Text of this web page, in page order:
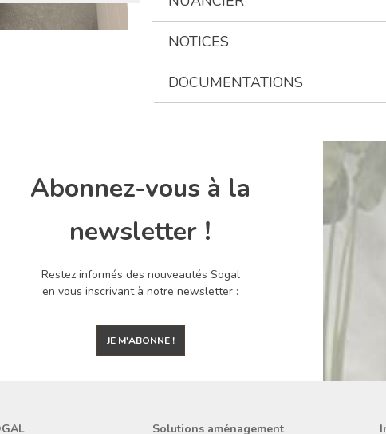
NOTICES
DOCUMENTATIONS
Abonnez-vous à la
newsletter !
Restez informés des nouveautés Sogal
en vous inscrivant à notre newsletter :
JE M'ABONNE !
Solutions aménagement